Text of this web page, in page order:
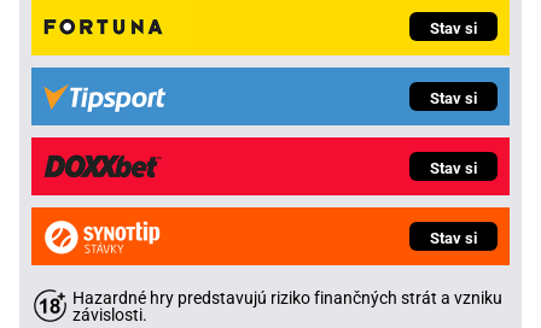
Stav si
Stav si
Stav si
Stav si
Hazardné hry predstavujú riziko finančných strát a vzniku
závislosti.